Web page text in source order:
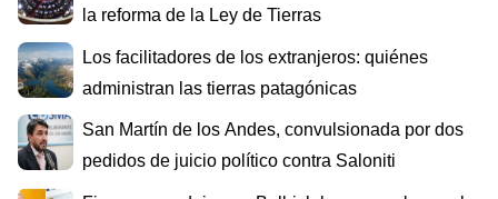
la reforma de la Ley de Tierras
Los facilitadores de los extranjeros: quiénes
administran las tierras patagónicas
San Martín de los Andes, convulsionada por dos
pedidos de juicio político contra Saloniti